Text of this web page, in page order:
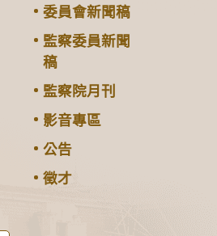
委員會新聞稿
監察委員新聞
稿
監察院月刊
影音專區
公告
徵才